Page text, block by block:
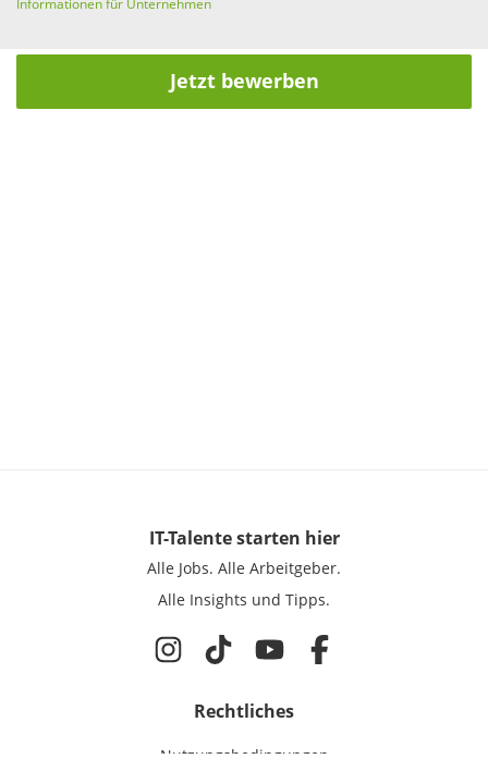
Informationen für Unternehmen
Jetzt bewerben
IT-Talentestarten hier
Alle Jobs. Alle Arbeitgeber.
Alle Insights und Tipps.
Rechtliches